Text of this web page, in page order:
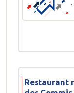
Restaurant